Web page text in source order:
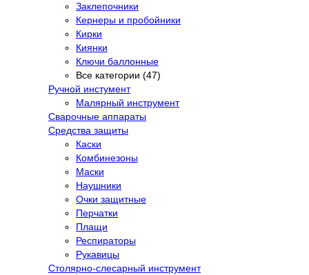
Заклепочники
Кернеры и пробойники
Кирки
Киянки
Ключи баллонные
Все категории (47)
Ручной инстумент
Малярный инструмент
Сварочные аппараты
Средства защиты
Каски
Комбинезоны
Маски
Наушники
Очки защитные
Перчатки
Плащи
Респираторы
Рукавицы
Столярно-слесарный инструмент